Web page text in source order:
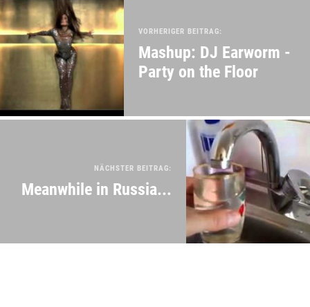
VORHERIGER BEITRAG:
Mashup: DJ Earworm -
Party on the Floor
NÄCHSTER BEITRAG:
Meanwhile in Russia...